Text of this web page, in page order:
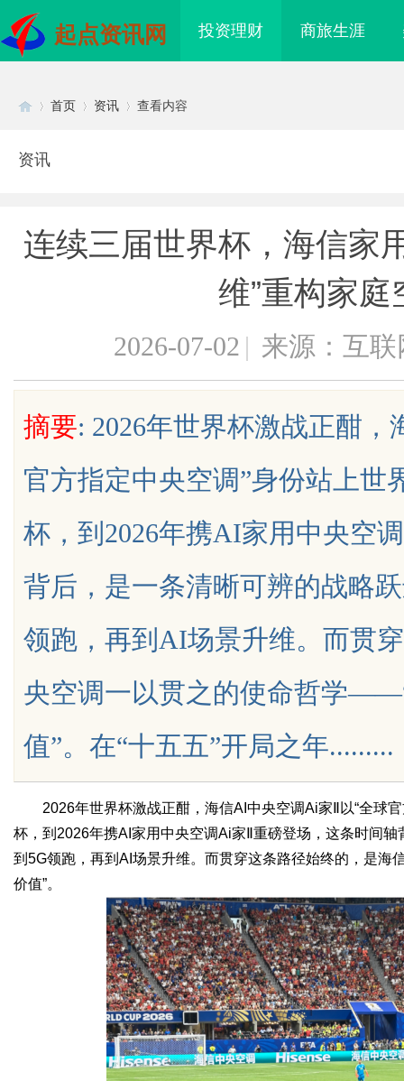
起点资讯网 投资理财 商旅生涯
uz
首页 资讯 查看内容
资讯
连续三届世界杯，海信家
维”重构家
2026-07-02 | 来源：互联
摘要: 2026年世界杯激战正酣
官方指定中央空调”身份站上世
杯，到2026年携AI家用中央空
背后，是一条清晰可辨的战略
领跑，再到AI场景升维。而贯
央空调一以贯之的使命哲学
值”。在“十五五”开局之年.........
2026年世界杯激战正酣，海信AI中央空调Ai家Ⅱ以“全球
杯，到2026年携AI家用中央空调Ai家Ⅱ重磅登场，这条时间
到5G领跑，再到AI场景升维。而贯穿这条路径始终的，是
价值”。
公司董事长陈世超 代材料革命